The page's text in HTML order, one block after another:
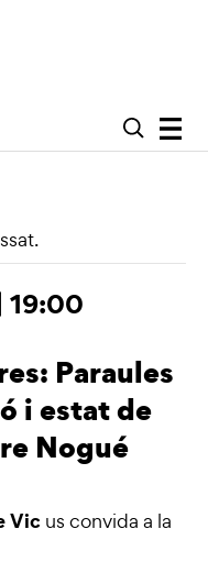
19:00
Paraules
i estat de
Nogué
Vic us convida a la